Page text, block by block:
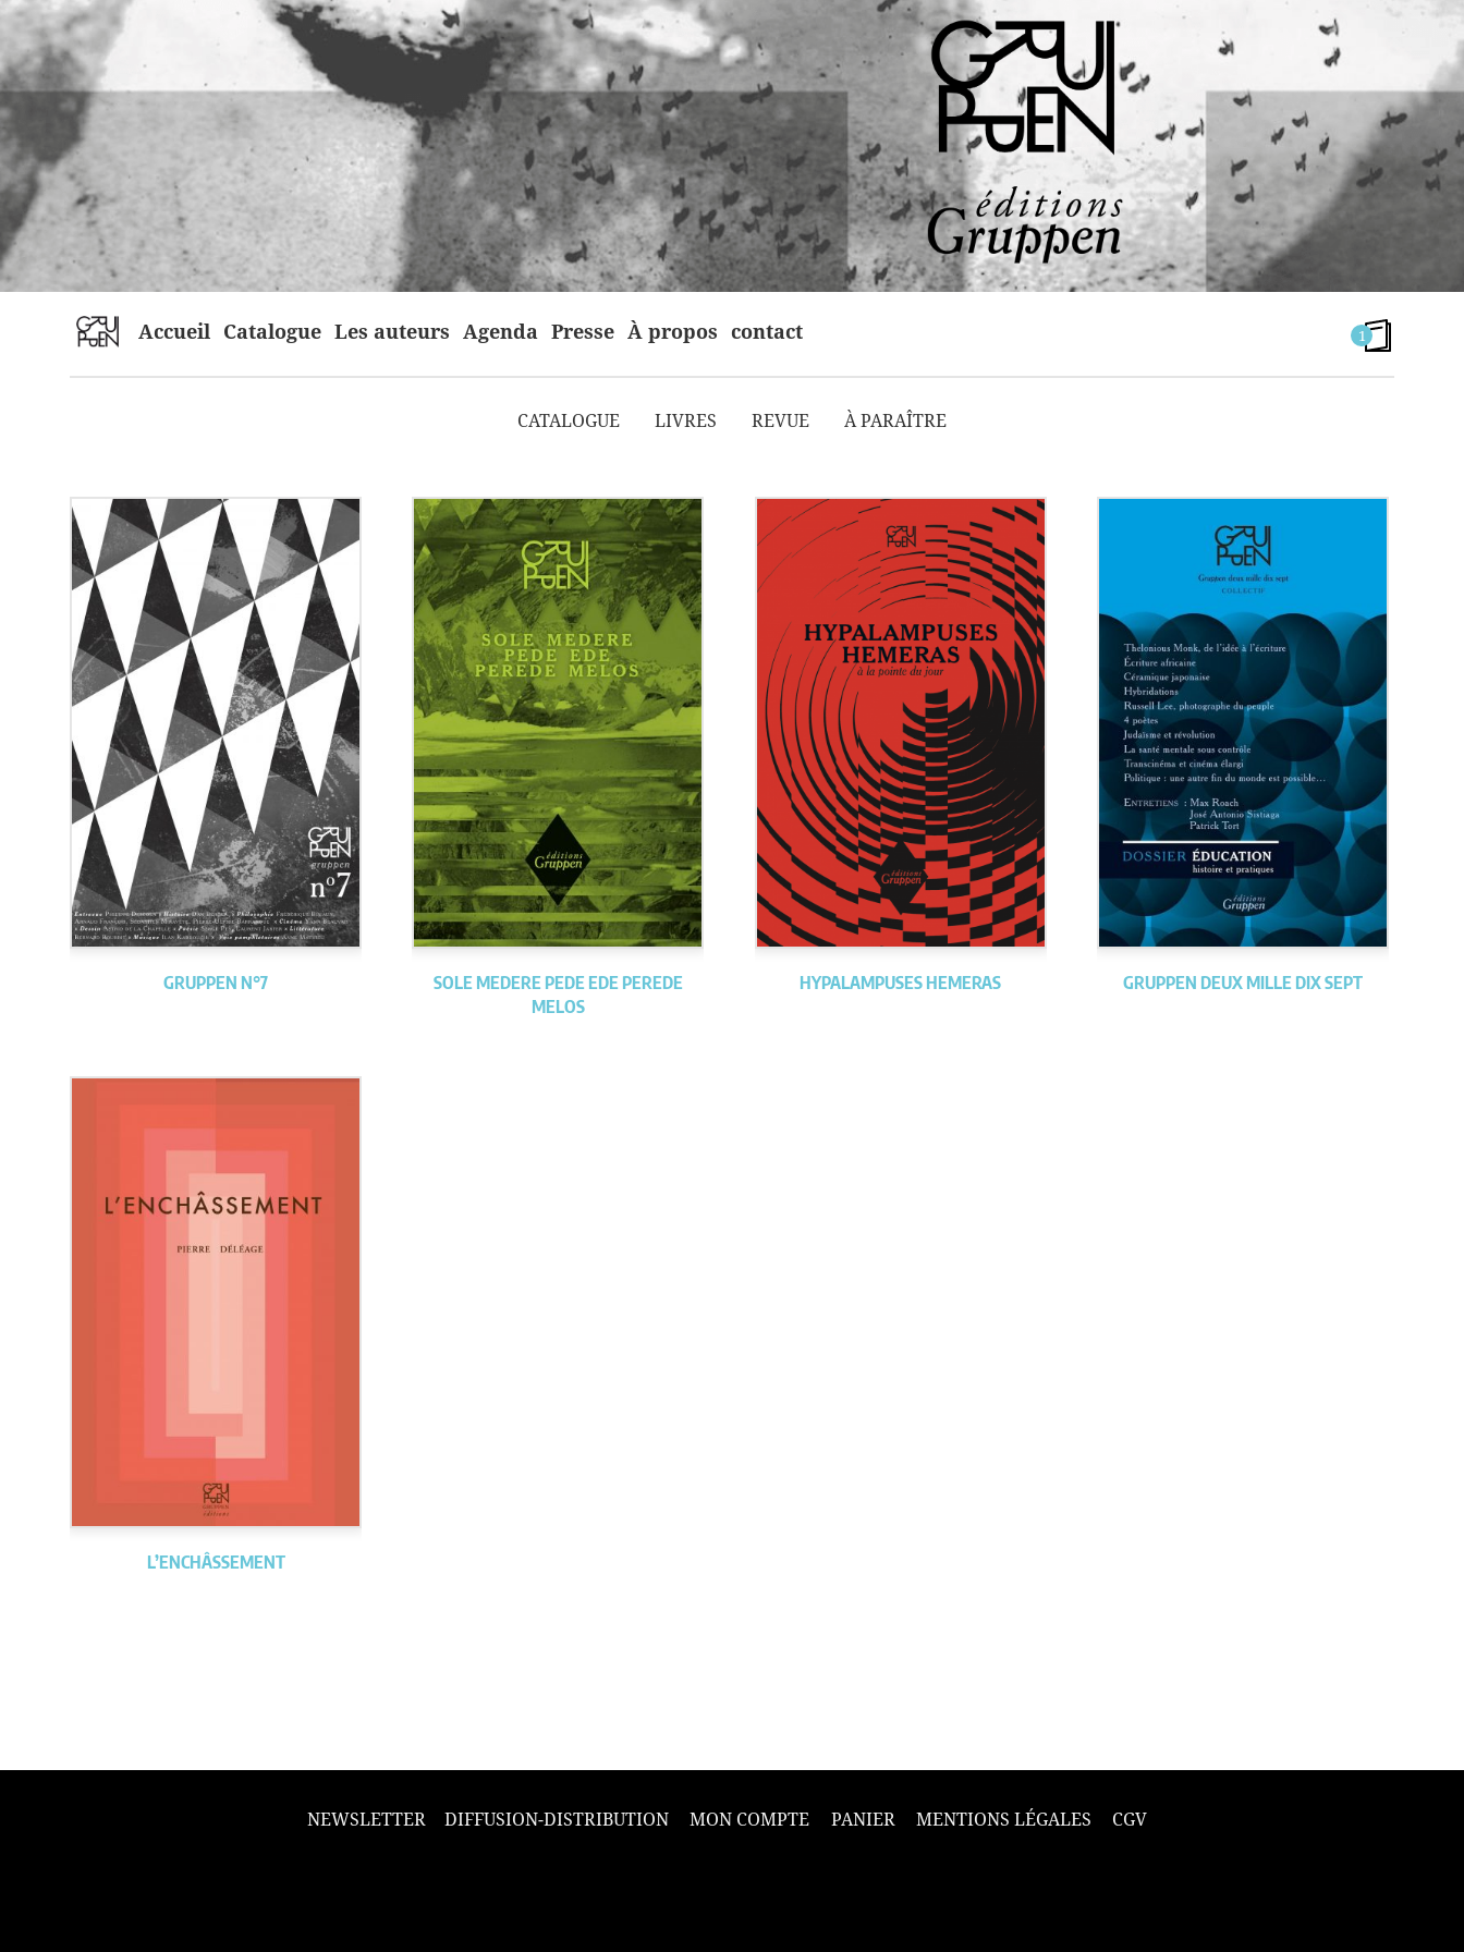
home Accueil Catalogue Les auteurs Agenda Presse À propos contact 1
CATALOGUE
LIVRES REVUE À PARAÎTRE
GRUPPEN N°7
SOLE MEDERE PEDE EDE PEREDE
MELOS
HYPALAMPUSES HEMERAS GRUPPEN DEUX MILLE DIX SEPT
L’ENCHÂSSEMENT
NEWSLETTER DIFFUSION-DISTRIBUTION MON COMPTE PANIER MENTIONS LÉGALES CGV